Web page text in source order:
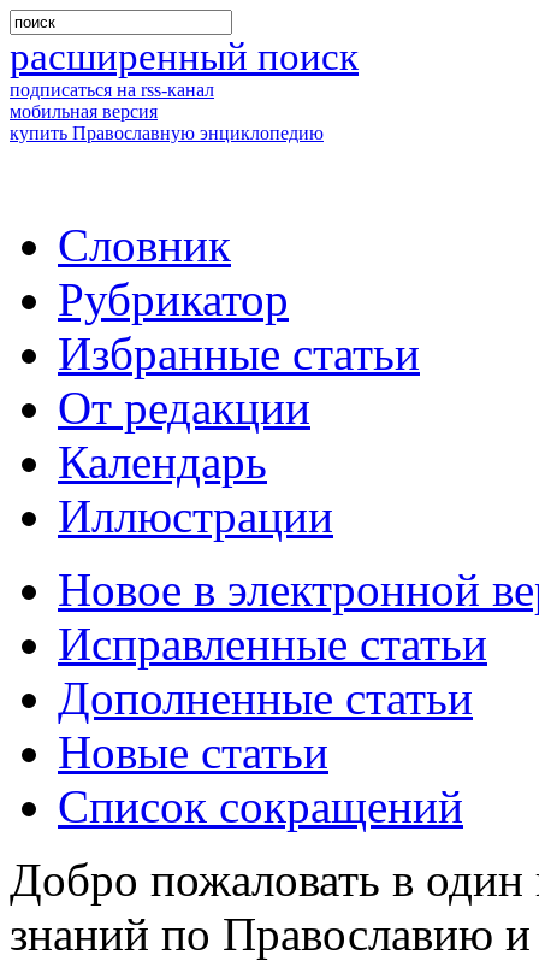
расширенный поиск
подписаться на rss-канал
мобильная версия
купить Православную энциклопедию
Словник
Рубрикатор
Избранные статьи
От редакции
Календарь
Иллюстрации
Новое в электронной
Исправленные статьи
Дополненные статьи
Новые статьи
Список сокращений
Добро пожаловать в
знаний по Православию